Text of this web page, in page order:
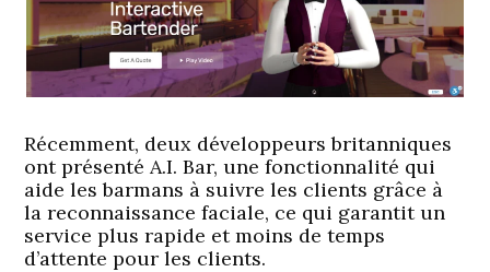
Récemment, deux développeurs britanniques
ont présenté A.I. Bar, une fonctionnalité qui
aide les barmans à suivre les clients grâce à
la reconnaissance faciale, ce qui garantit un
service plus rapide et moins de temps
d’attente pour les clients.